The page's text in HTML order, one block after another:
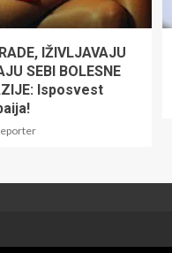
IŽIVLJAVAJU
SEBI BOLESNE
Isposvest